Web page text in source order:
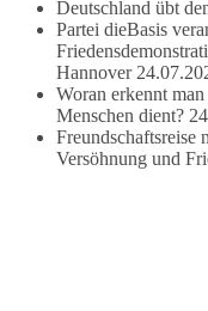
377
DieBasis
2 Tage(n) zuvor
Wusstest du, dass ein
Deutschland übt
Partei dieBasis
Hannover
Woran erkennt
Menschen dient?
Freundschaftsreise
Versöhnung und